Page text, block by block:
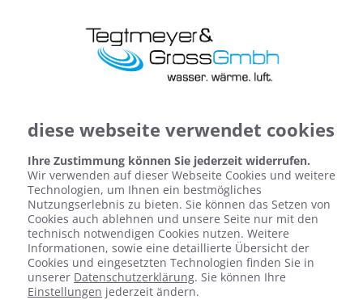
Fresh-up für Ihr Bad von
diese webseite verwendet cookies
Ihre Zustimmung können Sie jederzeit widerrufen.
Wir verwenden auf dieser Webseite Cookies und weitere
Technologien, um Ihnen ein bestmögliches
Nutzungserlebnis zu bieten. Sie können das Setzen von
Cookies auch ablehnen und unsere Seite nur mit den
technisch notwendigen Cookies nutzen. Weitere
Informationen, sowie eine detaillierte Übersicht der
Cookies und eingesetzten Technologien finden Sie in
unserer Datenschutzerklärung. Sie können Ihre
Einstellungen jederzeit ändern.